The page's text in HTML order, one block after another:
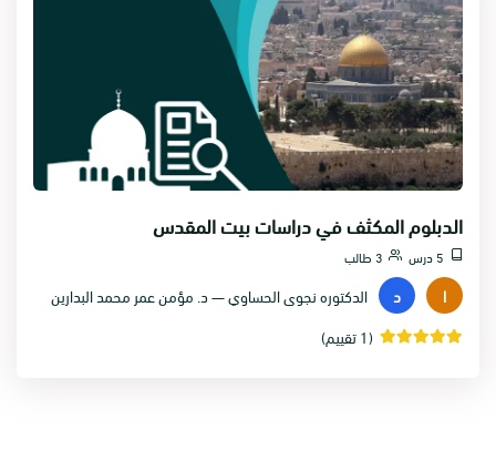
الدبلوم المكثف في دراسات بيت المقدس
5 درس 3 طالب
ا د
الدكتوره نجوى الحساوي — د. مؤمن عمر محمد البدارين
(1 تقييم)